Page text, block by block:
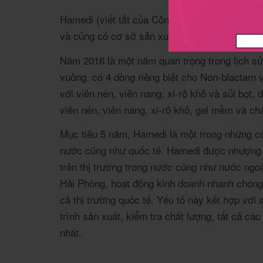
Hamedi (viết tắt của Công ty Cổ phần Thuốc
và củng cố cơ sở sản xuất và tiếp thị dược
Năm 2016 là một năm quan trọng trong lịch
vuông. có 4 dòng riêng biệt cho Non-
với viên nén, viên nang, xi-rô khô và sủi bọt,
viên nén, viên nang, xi-rô khô, gel mềm và
Mục tiêu 5 năm, Hamedi là một trong những
nước cũng như quốc tế. Hamedi được
trên thị trường trong nước cũng như nước
Hải Phòng, hoạt động kinh doanh nhanh
cả thị trường quốc tế. Yếu tố này kết hợp với
trình sản xuất, kiểm tra chất lượng, tất cả
nhất.